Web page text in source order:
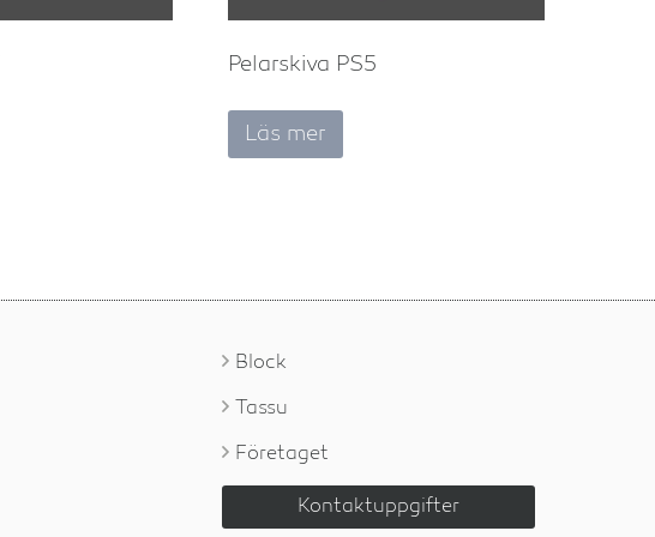
Pelarskiva PS5
Läs mer
Block
Tassu
Företaget
Kontaktuppgifter